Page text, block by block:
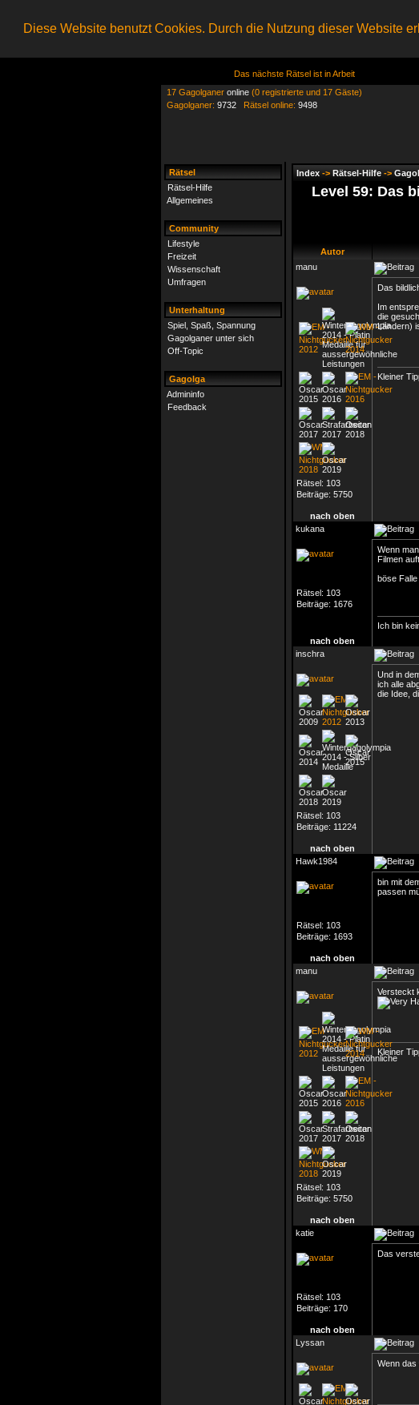
Diese Website benutzt Cookies. Durch die Nutzung dieser Website
Das nächste Rätsel ist in Arbeit
17 Gagolganer online (0 registrierte und 17 Gäste)
Gagolganer: 9732 Rätsel online: 9498
Rätsel
Rätsel-Hilfe
Allgemeines
Community
Lifestyle
Freizeit
Wissenschaft
Umfragen
Unterhaltung
Spiel, Spaß, Spannung
Gagolganer unter sich
Off-Topic
Gagolga
Admininfo
Feedback
Index -> Rätsel-Hilfe ->
Level 59: Das
Autor
manu
Rätsel: 103
Beiträge: 5750
Das
Im
die
Ländern)
Kleiner
nach oben
kukana
Rätsel: 103
Beiträge: 1676
Wenn
Filmen
böse Falle
Ich bin
nach oben
inschra
Rätsel: 103
Beiträge: 11224
Und in
ich alle
die Idee,
nach oben
Hawk1984
Rätsel: 103
Beiträge: 1693
bin mit
passen
nach oben
manu
Rätsel: 103
Beiträge: 5750
Versteckt
Kleiner
nach oben
katie
Rätsel: 103
Beiträge: 170
Das
nach oben
Lyssan
Wenn